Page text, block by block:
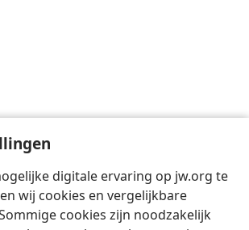
digitale ervaring op jw.org te
wij cookies en vergelijkbare
cookies zijn noodzakelijk